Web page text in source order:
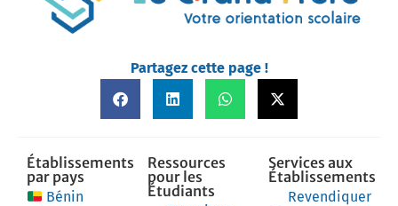
Partagez cette page !
Établissements
par pays
Bénin
Ressources
pour les
Étudiants
Services aux
Établissements
Revendiquer